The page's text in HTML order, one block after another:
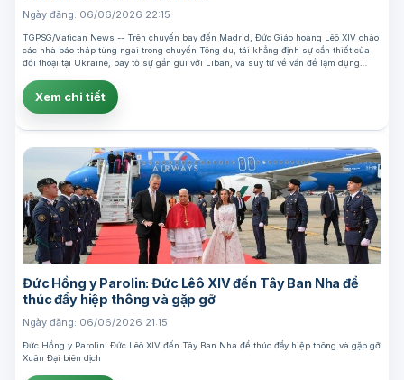
Ngày đăng: 06/06/2026 22:15
TGPSG/Vatican News -- Trên chuyến bay đến Madrid, Đức Giáo hoàng Lêô XIV chào
các nhà báo tháp tùng ngài trong chuyến Tông du, tái khẳng định sự cần thiết của
đối thoại tại Ukraine, bày tỏ sự gần gũi với Liban, và suy tư về vấn đề lạm dụng…
Xem chi tiết
Đức Hồng y Parolin: Đức Lêô XIV đến Tây Ban Nha để
thúc đẩy hiệp thông và gặp gỡ
Ngày đăng: 06/06/2026 21:15
Đức Hồng y Parolin: Đức Lêô XIV đến Tây Ban Nha để thúc đẩy hiệp thông và gặp gỡ
Xuân Đại biên dịch